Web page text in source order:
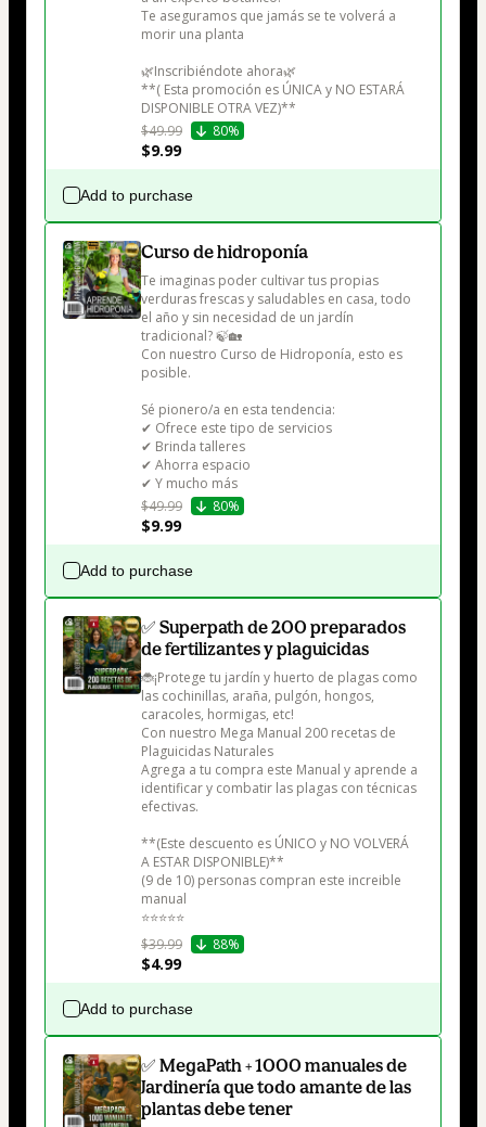
Te aseguramos que jamás se te volverá a
morir una planta
🌿Inscribiéndote ahora🌿
**( Esta promoción es ÚNICA y NO ESTARÁ
DISPONIBLE OTRA VEZ)**
$49.99
80%
$9.99
Add to purchase
Curso de hidroponía
Te imaginas poder cultivar tus propias
verduras frescas y saludables en casa, todo
el año y sin necesidad de un jardín
tradicional? 🍃🏡
Con nuestro Curso de Hidroponía, esto es
posible.
Sé pionero/a en esta tendencia:
✔ Ofrece este tipo de servicios
✔ Brinda talleres
✔ Ahorra espacio
✔ Y mucho más
$49.99
80%
$9.99
Add to purchase
✅ Superpath de 200 preparados
de fertilizantes y plaguicidas
🐞¡Protege tu jardín y huerto de plagas como
las cochinillas, araña, pulgón, hongos,
caracoles, hormigas, etc!
Con nuestro Mega Manual 200 recetas de
Plaguicidas Naturales
Agrega a tu compra este Manual y aprende a
identificar y combatir las plagas con técnicas
efectivas.
**(Este descuento es ÚNICO y NO VOLVERÁ
A ESTAR DISPONIBLE)**
(9 de 10) personas compran este increible
manual
⭐⭐⭐⭐⭐
$39.99
88%
$4.99
Add to purchase
✅ MegaPath + 1000 manuales de
Jardinería que todo amante de las
plantas debe tener